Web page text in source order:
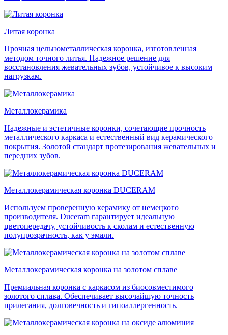
Литая коронка
Прочная цельнометаллическая коронка, изготовленная
методом точного литья. Надежное решение для
восстановления жевательных зубов, устойчивое к высоким
нагрузкам.
Металлокерамика
Надежные и эстетичные коронки, сочетающие прочность
металлического каркаса и естественный вид керамического
покрытия. Золотой стандарт протезирования жевательных и
передних зубов.
Металлокерамическая коронка DUCERAM
Используем проверенную керамику от немецкого
производителя. Duceram гарантирует идеальную
цветопередачу, устойчивость к сколам и естественную
полупрозрачность, как у эмали.
Металлокерамическая коронка на золотом сплаве
Премиальная коронка с каркасом из биосовместимого
золотого сплава. Обеспечивает высочайшую точность
прилегания, долговечность и гипоаллергенность.